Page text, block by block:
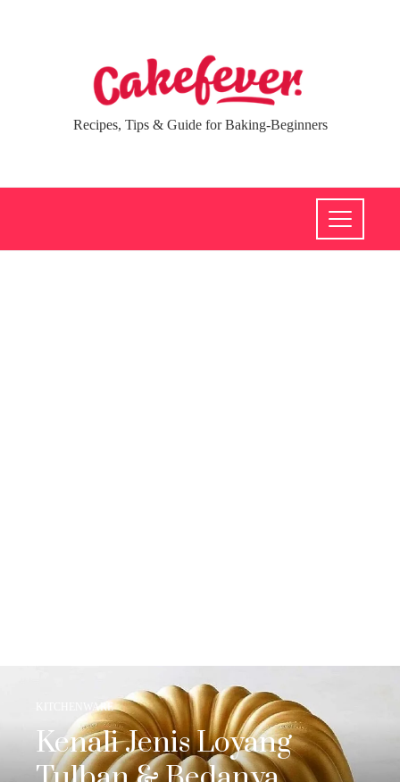
Recipes, Tips & Guide for Baking-Beginners
KITCHENWARE
Kenali Jenis Loyang